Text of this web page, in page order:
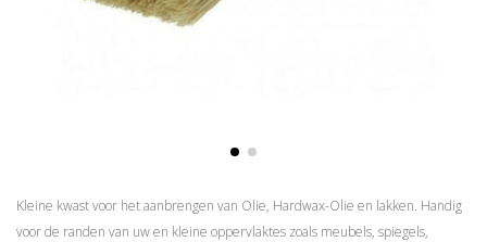
Kleine kwast voor het aanbrengen van Olie, Hardwax-Olie en lakken. Handig
voor de randen van uw en kleine oppervlaktes zoals meubels, spiegels,